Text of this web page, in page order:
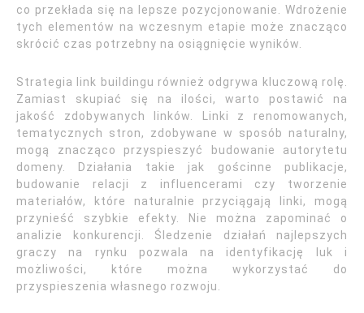
co przekłada się na lepsze pozycjonowanie. Wdrożenie
tych elementów na wczesnym etapie może znacząco
skrócić czas potrzebny na osiągnięcie wyników.
Strategia link buildingu również odgrywa kluczową rolę.
Zamiast skupiać się na ilości, warto postawić na
jakość zdobywanych linków. Linki z renomowanych,
tematycznych stron, zdobywane w sposób naturalny,
mogą znacząco przyspieszyć budowanie autorytetu
domeny. Działania takie jak gościnne publikacje,
budowanie relacji z influencerami czy tworzenie
materiałów, które naturalnie przyciągają linki, mogą
przynieść szybkie efekty. Nie można zapominać o
analizie konkurencji. Śledzenie działań najlepszych
graczy na rynku pozwala na identyfikację luk i
możliwości, które można wykorzystać do
przyspieszenia własnego rozwoju.